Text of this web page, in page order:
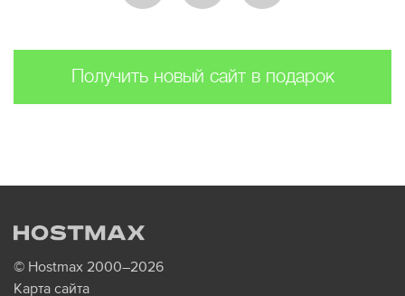
Получить новый сайт в подарок
© Hostmax 2000–2026
Карта сайта